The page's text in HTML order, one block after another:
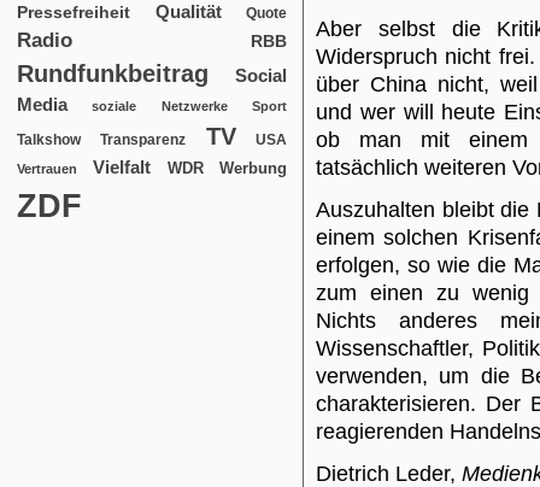
Pressefreiheit Qualität Quote
Radio RBB
Rundfunkbeitrag
Social
Media
soziale Netzwerke Sport
Talkshow Transparenz TV USA
Vertrauen Vielfalt WDR Werbung
ZDF
Aber selbst die
Widerspruch nicht
über China nicht,
und wer will heute
ob man mit einem
tatsächlich weiteren
Auszuhalten bleibt die
einem solchen
erfolgen, so wie die
zum einen zu wenig
Nichts anderes
Wissenschaftler,
verwenden, um die
charakterisieren. Der
reagierenden
Dietrich Leder,